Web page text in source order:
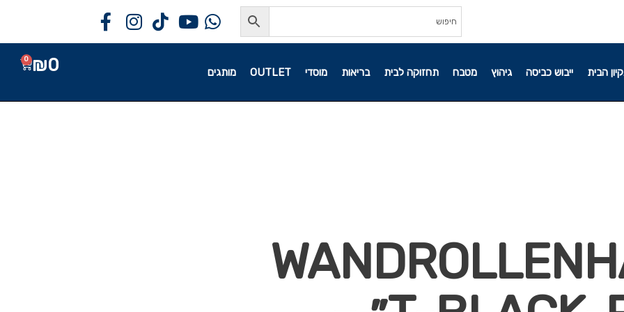
הבית ייבוש כביסה גיהוץ מטבח תחזוקה לבית בריאות מוסדי OUTLET מותגים ₪0
0